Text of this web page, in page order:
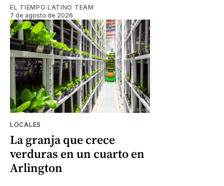
EL TIEMPO LATINO TEAM
7 de agosto de 2026
LOCALES
La granja que crece
verduras en un cuarto en
Arlington